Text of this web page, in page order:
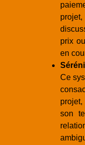
prix
en
Ce
son